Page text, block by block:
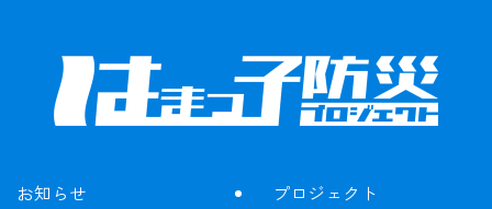
お知らせ
プロジェクト